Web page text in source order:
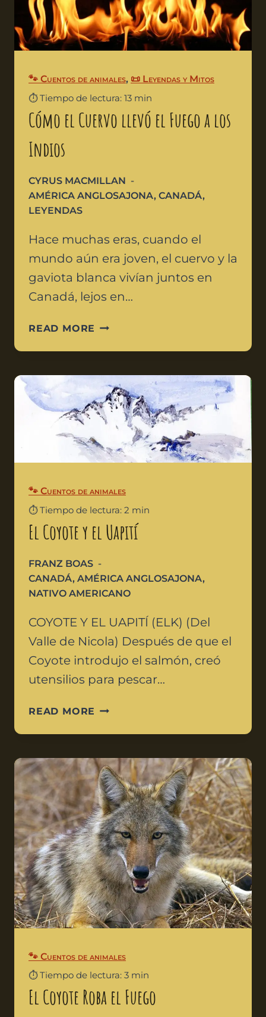
🐾 Cuentos de animales, 📜 Leyendas y Mitos
⏱️ Tiempo de lectura: 13 min
Cómo el Cuervo llevó el Fuego a los
Indios
CYRUS MACMILLAN
AMÉRICA ANGLOSAJONA, CANADÁ,
LEYENDAS
Hace muchas eras, cuando el
mundo aún era joven, el cuervo y la
gaviota blanca vivían juntos en
Canadá, lejos en…
READ MORE
🐾 Cuentos de animales
⏱️ Tiempo de lectura: 2 min
El Coyote y el Uapití
FRANZ BOAS
CANADÁ, AMÉRICA ANGLOSAJONA,
NATIVO AMERICANO
COYOTE Y EL UAPITÍ (ELK) (Del
Valle de Nicola) Después de que el
Coyote introdujo el salmón, creó
utensilios para pescar…
READ MORE
🐾 Cuentos de animales
⏱️ Tiempo de lectura: 3 min
El Coyote Roba el Fuego